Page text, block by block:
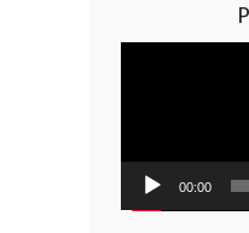
00:00